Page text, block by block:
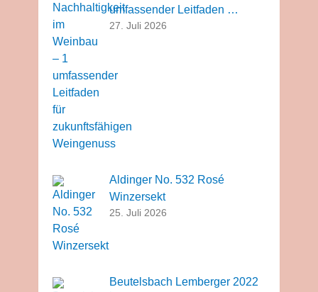
umfassender Leitfaden …
27. Juli 2026
Aldinger No. 532 Rosé
Winzersekt
25. Juli 2026
Beutelsbach Lemberger 2022